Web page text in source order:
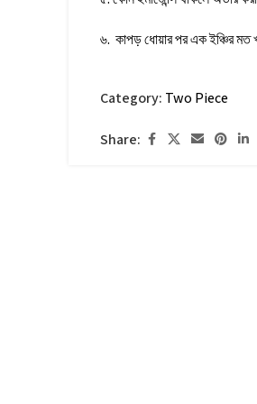
৬. কাপড় ধোয়ার পর এক ইঞ্চির মত
Category: Two Piece
Share: